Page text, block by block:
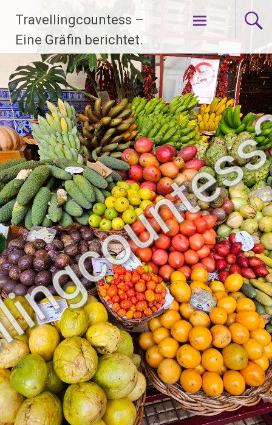
Inhalt
springen
Travellingcountess –
Eine Gräfin berichtet.